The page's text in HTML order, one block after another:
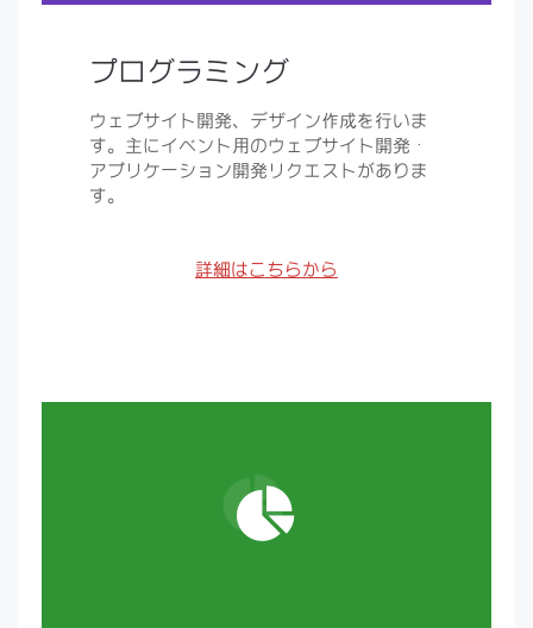
プログラミング
ウェブサイト開発、デザイン作成を行いま
す。主にイベント用のウェブサイト開発・
アプリケーション開発リクエストがありま
す。
詳細はこちらから